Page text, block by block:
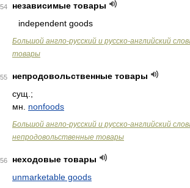
54
независимые товары
independent goods
Большой англо-русский и русско-английский
товары
55
непродовольственные товары
сущ.;
мн. nonfoods
Большой англо-русский и русско-английский
непродовольственные товары
56
неходовые товары
unmarketable goods